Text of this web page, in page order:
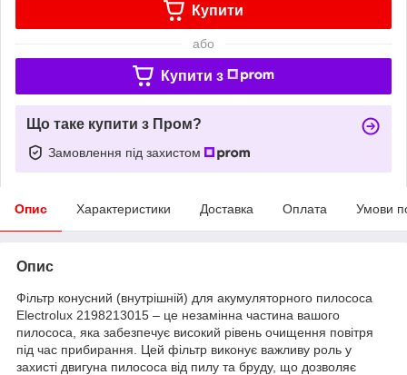
Купити
або
Купити з
Що таке купити з Пром?
Замовлення під захистом
Опис Характеристики Доставка Оплата Умови
Опис
Фільтр конусний (внутрішній) для акумуляторного пилососа
Electrolux 2198213015 – це незамінна частина вашого
пилососа, яка забезпечує високий рівень очищення повітря
під час прибирання. Цей фільтр виконує важливу роль у
захисті двигуна пилососа від пилу та бруду, що дозволяє